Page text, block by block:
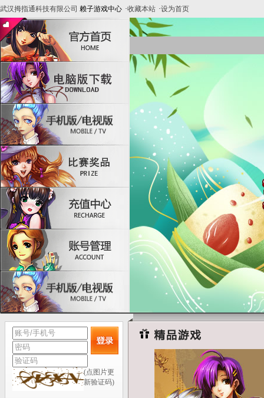
武汉拇指通科技有限公司 赖子游戏中心 ·收藏本站 ·设为首页
(点图片更
新验证码)